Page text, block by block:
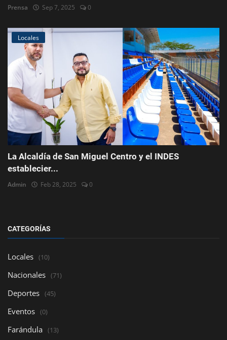
Prensa Sep 7, 2025 0
Locales
La Alcaldía de San Miguel Centro y el INDES
establecier...
Admin Feb 28, 2025 0
CATEGORÍAS
Locales (10)
Nacionales (71)
Deportes (45)
Eventos (0)
Farándula (13)